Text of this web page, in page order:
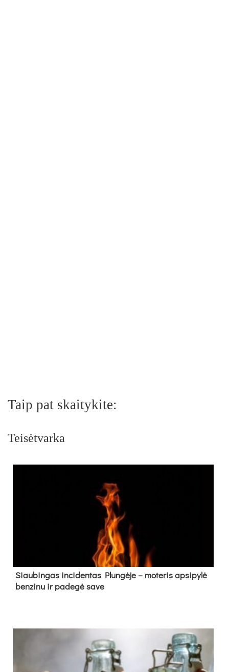
Taip pat skaitykite:
Teisėtvarka
Siau­bin­gas in­ci­den­tas Plun­gė­je – mo­te­ris ap­si­py­lė
ben­zi­nu ir pa­de­gė sa­ve